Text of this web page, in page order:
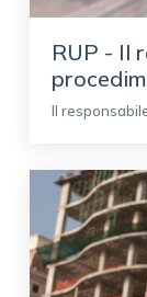
RUP - Il
Il